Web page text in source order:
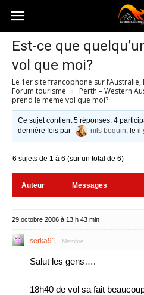
Australia-
australie.com
Est-ce que
vol que moi?
Le 1er site francophone sur
Forum tourisme › Perth – Western
prend le meme vol que moi?
Ce sujet contient 5 réponses, 4
dernière fois par
nils boquin, leil
6 sujets de 1 à 6 (sur un total de 6)
Auteur Messages
29 octobre 2006 à 13 h 43 min
serka91 Membre
Salut les gens….
18h40 de vol sa fait